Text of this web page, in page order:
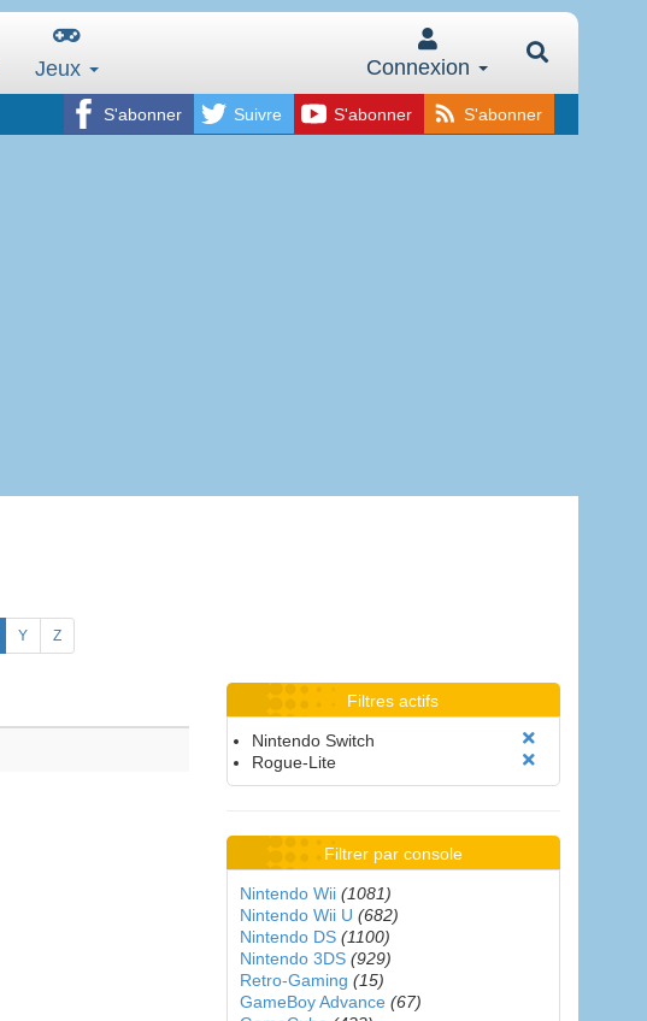
Jeux Connexion
S'abonner Suivre S'abonner S'abonner
Y Z
Filtres actifs
Nintendo Switch
Rogue-Lite
Filtrer par console
Nintendo Wii (1081)
Nintendo Wii U (682)
Nintendo DS (1100)
Nintendo 3DS (929)
Retro-Gaming (15)
GameBoy Advance (67)